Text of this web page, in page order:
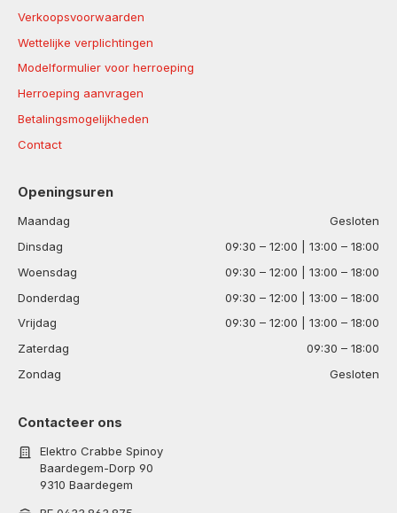
Verkoopsvoorwaarden
Wettelijke verplichtingen
Modelformulier voor herroeping
Herroeping aanvragen
Betalingsmogelijkheden
Contact
Openingsuren
Maandag
Gesloten
Dinsdag
09:30 – 12:00 | 13:00 – 18:00
Woensdag
09:30 – 12:00 | 13:00 – 18:00
Donderdag
09:30 – 12:00 | 13:00 – 18:00
Vrijdag
09:30 – 12:00 | 13:00 – 18:00
Zaterdag
09:30 – 18:00
Zondag
Gesloten
Contacteer ons
Elektro Crabbe Spinoy
Baardegem-Dorp 90
9310 Baardegem